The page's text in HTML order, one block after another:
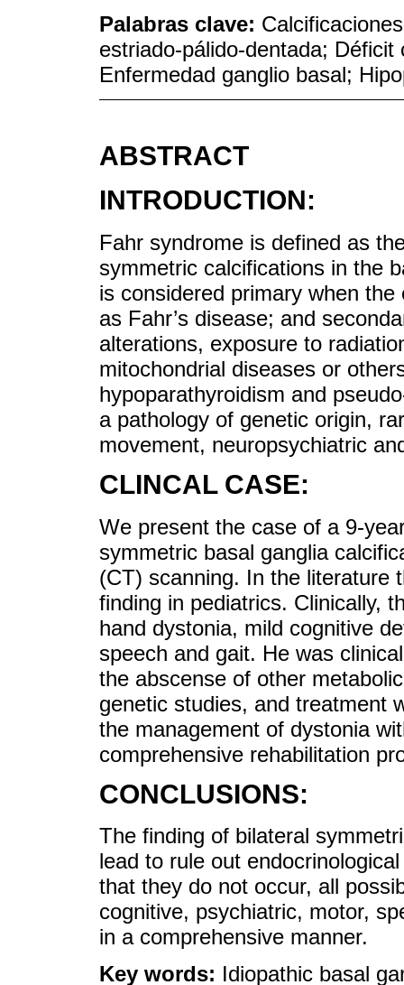
Palabras clave:
estriado-pálido-dentada;
Enfermedad ganglio basal;
ABSTRACT
INTRODUCTION:
Fahr syndrome is defined as
symmetric calcifications in the
is considered primary when
as Fahr’s disease; and
alterations, exposure to
mitochondrial diseases or
hypoparathyroidism and
a pathology of genetic origin,
movement, neuropsychiatric
CLINCAL CASE:
We present the case of a 9-
symmetric basal ganglia
(CT) scanning. In the literature
finding in pediatrics. Clinically,
hand dystonia, mild cognitive
speech and gait. He was
the abscense of other
genetic studies, and treatment
the management of dystonia
comprehensive rehabilitation
CONCLUSIONS:
The finding of bilateral
lead to rule out
that they do not occur, all
cognitive, psychiatric, motor,
in a comprehensive manner.
Key words: Idiopathic basal